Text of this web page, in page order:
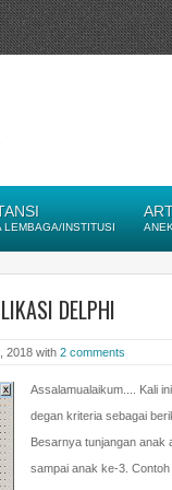
LEMBAGA/INSTITUSI
DELPHI
2018 with 2 comments
Assalamualaikum.... Kali
degan kriteria sebagai
Besarnya tunjangan anak
sampai anak ke-3.